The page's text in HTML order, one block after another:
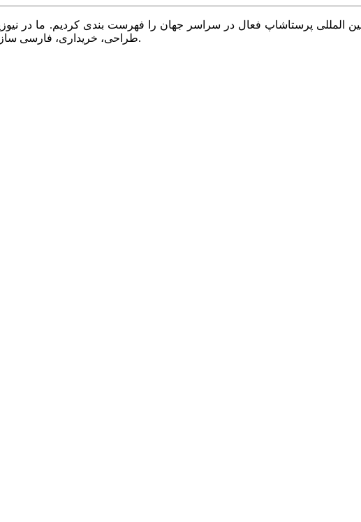
پرستاشاپ فعال در سراسر جهان را فهرست بندی کردیم. ما در
طراحی، خریداری، فارسی سازی و عرضه می کنیم. با نیوزپاور همیشه وب سایت خود را بروز و پویا نگه دارید.